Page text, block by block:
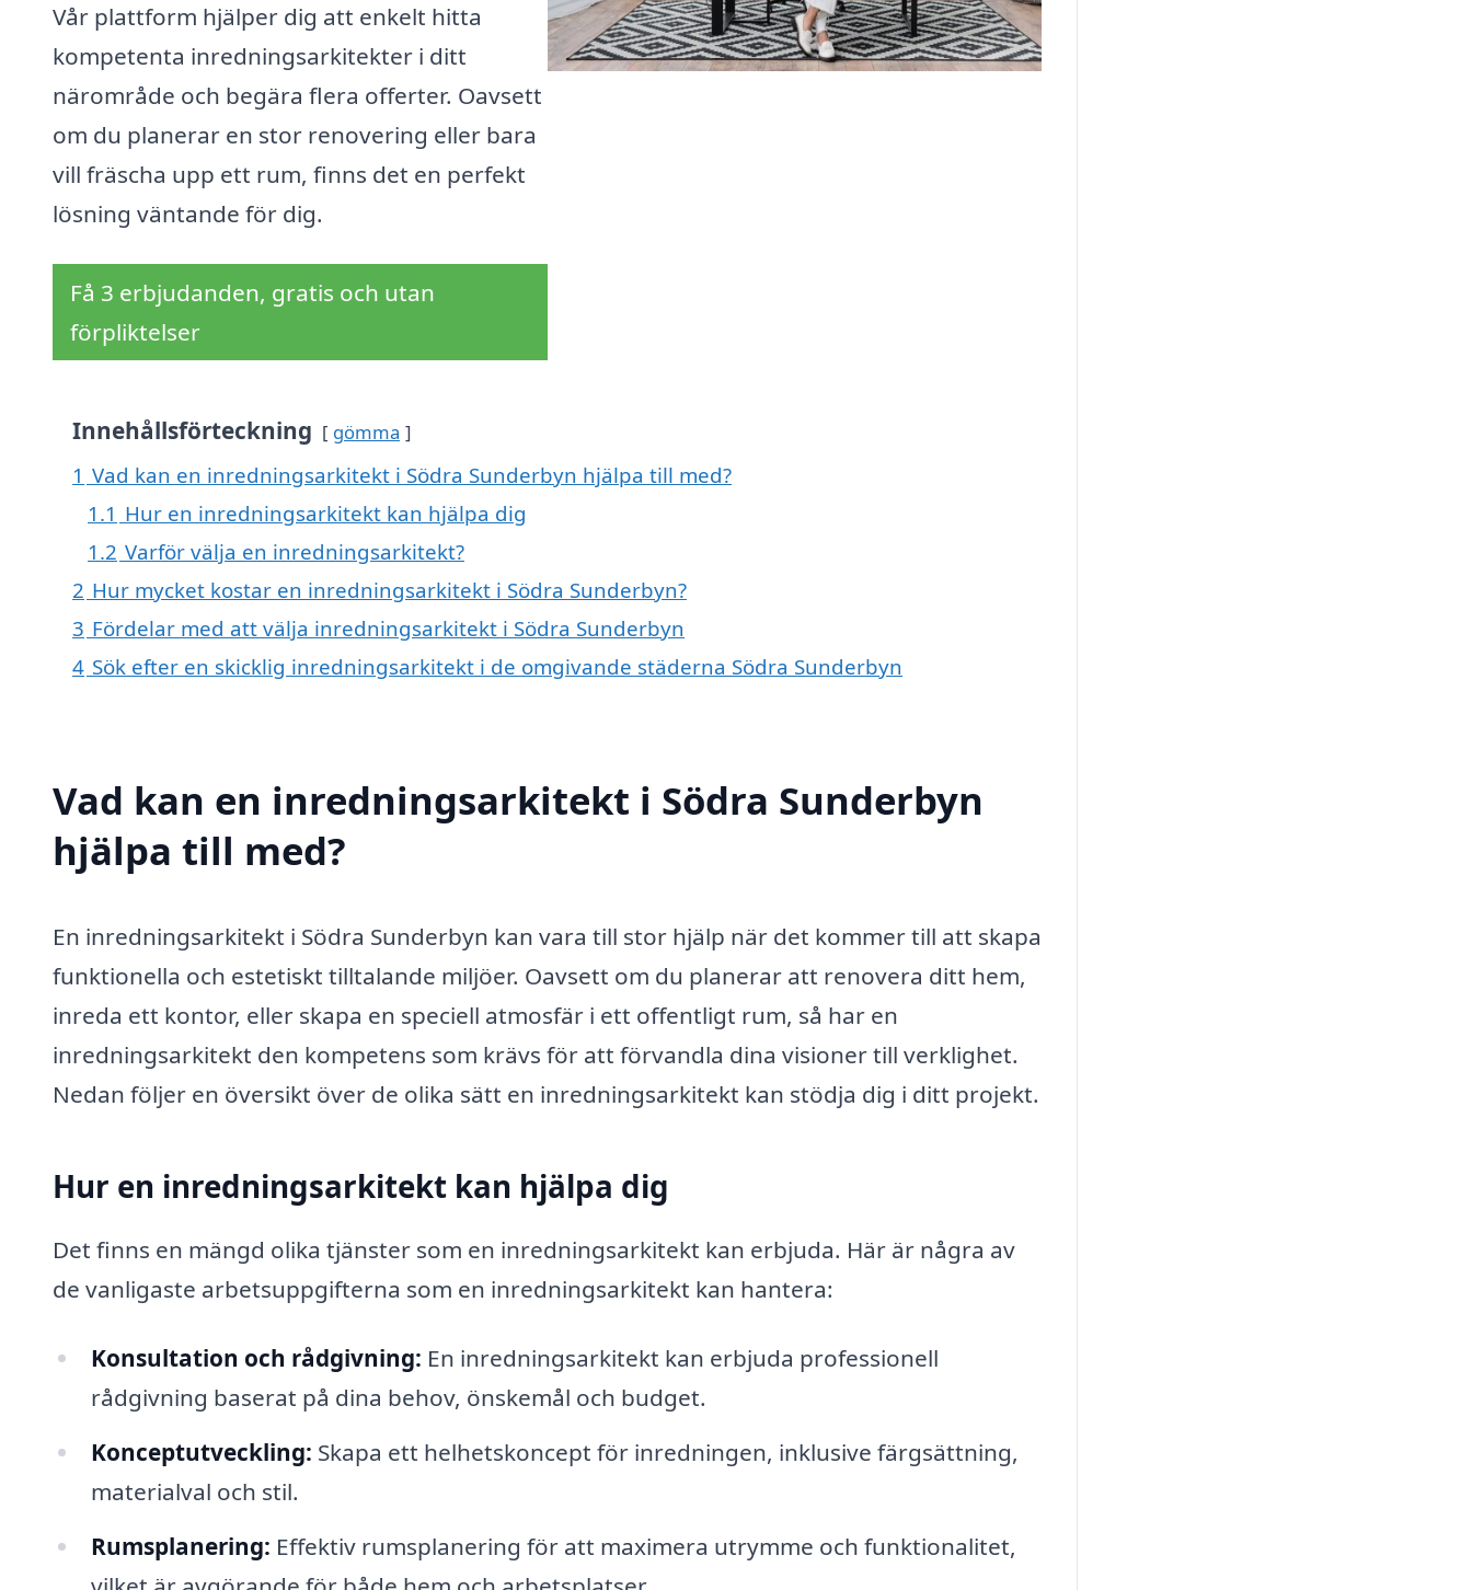
Vår plattform hjälper dig att enkelt hitta
kompetenta inredningsarkitekter i ditt
närområde och begära flera offerter. Oavsett
om du planerar en stor renovering eller bara
vill fräscha upp ett rum, finns det en perfekt
lösning väntande för dig.
Få 3 erbjudanden, gratis och utan
förpliktelser
Innehållsförteckning gömma
1 Vad kan en inredningsarkitekt i Södra Sunderbyn hjälpa till med?
1.1 Hur en inredningsarkitekt kan hjälpa dig
1.2 Varför välja en inredningsarkitekt?
2 Hur mycket kostar en inredningsarkitekt i Södra Sunderbyn?
3 Fördelar med att välja inredningsarkitekt i Södra Sunderbyn
4 Sök efter en skicklig inredningsarkitekt i de omgivande städerna Södra Sunderbyn
Vad kan en inredningsarkitekt i Södra Sunderbyn
hjälpa till med?
En inredningsarkitekt i Södra Sunderbyn kan vara till stor hjälp när det kommer till att skapa
funktionella och estetiskt tilltalande miljöer. Oavsett om du planerar att renovera ditt hem,
inreda ett kontor, eller skapa en speciell atmosfär i ett offentligt rum, så har en
inredningsarkitekt den kompetens som krävs för att förvandla dina visioner till verklighet.
Nedan följer en översikt över de olika sätt en inredningsarkitekt kan stödja dig i ditt projekt.
Hur en inredningsarkitekt kan hjälpa dig
Det finns en mängd olika tjänster som en inredningsarkitekt kan erbjuda. Här är några av
de vanligaste arbetsuppgifterna som en inredningsarkitekt kan hantera:
Konsultation och rådgivning: En inredningsarkitekt kan erbjuda professionell
rådgivning baserat på dina behov, önskemål och budget.
Konceptutveckling: Skapa ett helhetskoncept för inredningen, inklusive färgsättning,
materialval och stil.
Rumsplanering: Effektiv rumsplanering för att maximera utrymme och funktionalitet,